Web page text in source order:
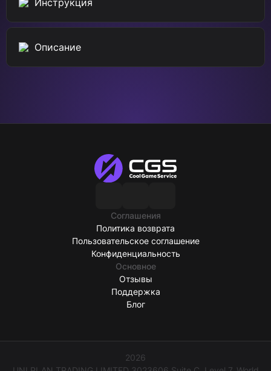
Инструкция
Описание
Соглашения
Политика возврата
Пользовательское соглашение
Конфиденциальность
Основное
Отзывы
Поддержка
Блог
2026